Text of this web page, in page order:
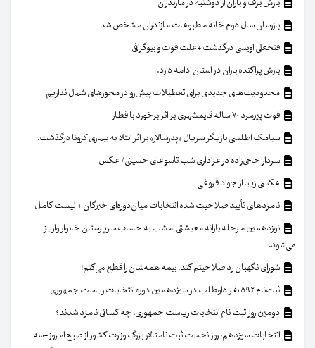
بازرسان سال دوم خانه مطبوعات مازندران مشخص شد
فتحعلی اویسی درگذشت +علت فوت و بیوگرافی
بارش پراکنده باران در استان ادامه دارد.
محدودیت‌های جدیدی برای تعطیلات پیش‌رو در محورهای شمال نداریم
فوت پیرمرد ۷۰ ساله قایمشهری بر اثر برخورد با قطار
سیامک اطلسی بازیگر سریال «پدرسالار» بر اثر ابتلا به بیماری کرونا درگذشت.
سردار حاجی‌زاده در عزاداری شب تاسوعای حسینی/ عکس
عکسی زیبا از جواد فروغی
نامزدهای تأیید صلاحیت شده انتخابات میان‌دوره‌ای خبرگان + لیست کامل
نوزدهمین مرحله یارانه معیشتی امشب به حساب سرپرستان خانوار واریز
می‌شود.
شورای نگهبان رد صلاحیتم کند، بیمه همه‌شان را قطع می‌کنم!
ثبت‌نام ۵۹۲ نفر داوطلب در سیزدهمین دوره انتخابات ریاست جمهوری
دومین روز ثبت نام انتخابات ریاست جمهوری؛ چه کسانی نامزد شدند؟
انتخابات سیزدهم؛ روز نخست ثبت نامتالار بزرگ وزارت کشور از صبح امروز -سه